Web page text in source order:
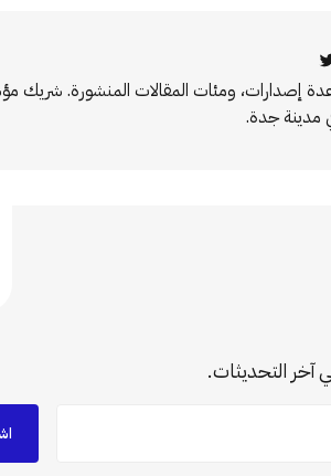
إصدارات، ومئات المقالات المنشورة.
مدينة جدة.
آخر التحديثات.